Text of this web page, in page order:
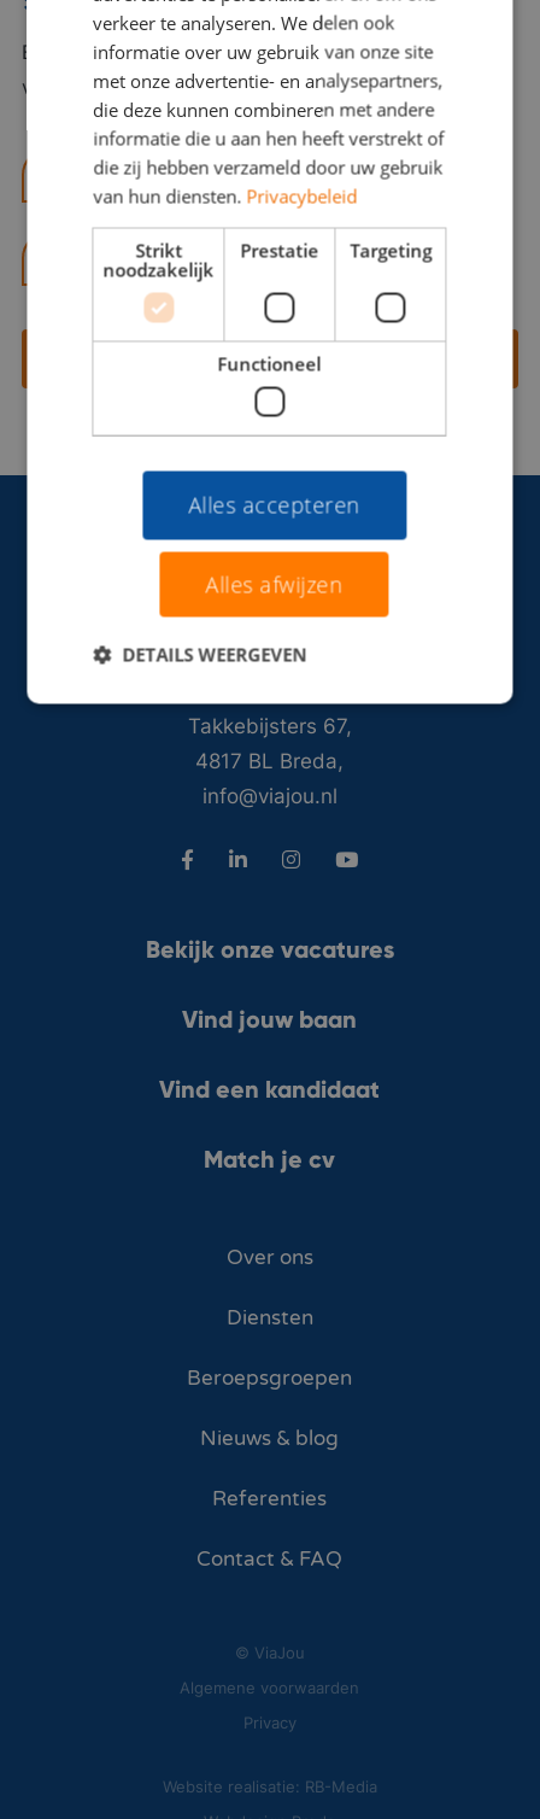
Bel of mail Benno met al jouw vragen. Benno staat
voor je klaar en helpt je graag!
benno@viajou.nl
06 13 28 62 71
Contact opnemen
Takkebijsters 67,
4817 BL Breda,
info@viajou.nl
Bekijk onze vacatures
Vind jouw baan
Vind een kandidaat
Match je cv
Over ons
Diensten
Beroepsgroepen
Nieuws & blog
Referenties
Contact & FAQ
© ViaJou
Algemene voorwaarden
Privacy
Website realisatie: RB-Media
verkeer te analyseren. We delen ook
informatie over uw gebruik van onze site
met onze advertentie- en analysepartners,
die deze kunnen combineren met andere
informatie die u aan hen heeft verstrekt of
die zij hebben verzameld door uw gebruik
van hun diensten. Privacybeleid
Strikt
noodzakelijk
Prestatie Targeting
Functioneel
Alles accepteren
Alles afwijzen
DETAILS WEERGEVEN